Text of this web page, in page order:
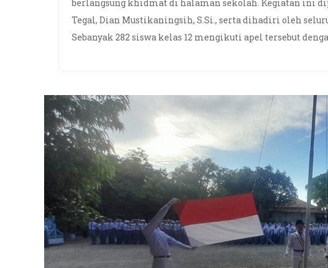
berlangsung khidmat di halaman sekolah. Kegiatan ini
Tegal, Dian Mustikaningsih, S.Si., serta dihadiri oleh
Sebanyak 282 siswa kelas 12 mengikuti apel tersebut